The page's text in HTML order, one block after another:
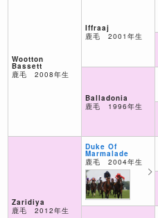
Wootton
Bassett
鹿毛 2008年生
Zaridiya
鹿毛 2012年生
Iffraaj
鹿毛 2001年生
Balladonia
鹿毛 1996年生
Duke Of
Marmalade
鹿毛 2004年生